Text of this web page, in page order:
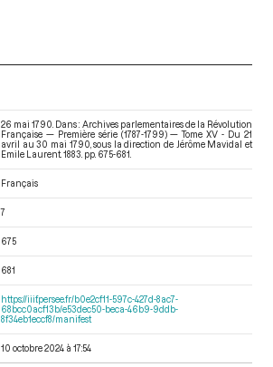
26 mai 1790. Dans : Archives parlementaires de la Révolution
Française — Première série (1787-1799) — Tome XV - Du 21
avril au 30 mai 1790 , sous la direction de Jérôme Mavidal et
Emile Laurent. 1883. pp. 675-681.
Français
7
675
681
https://iiif.persee.fr/b0e2cf11-597c-427d-8ac7-
68bcc0acf13b/e53dec50-beca-46b9-9ddb-
8f34eb1eccf8/manifest
10 octobre 2024 à 17:54